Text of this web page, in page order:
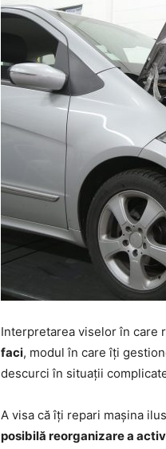
Interpretarea viselor în care
faci, modul în care îți
descurci în situații
A visa că îți repari mașina
posibilă reorganizare a